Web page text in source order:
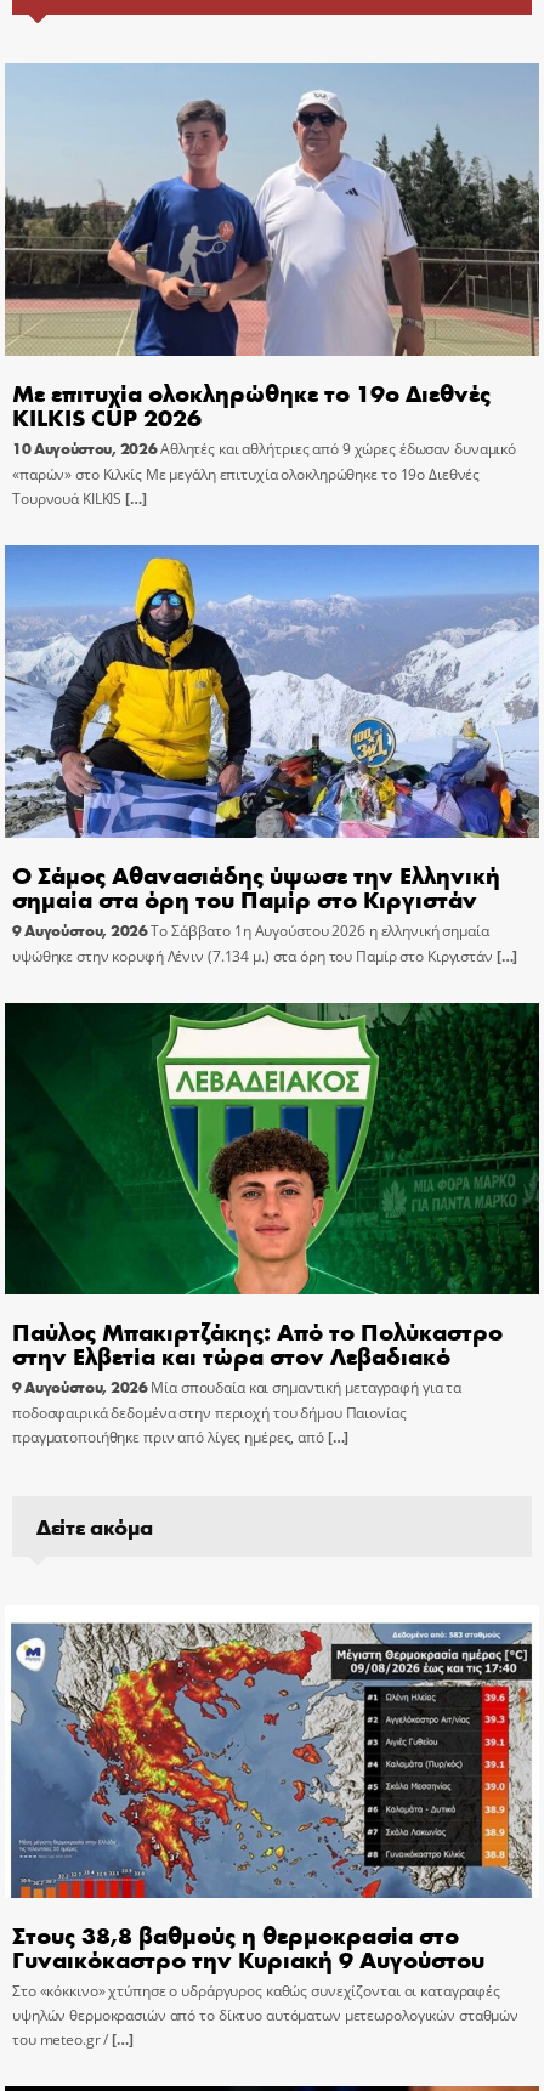
Με επιτυχία ολοκληρώθηκε το 19ο Διεθνές
KILKIS CUP 2026
10 Αυγούστου, 2026Αθλητές και αθλήτριες από 9 χώρες έδωσαν δυναμικό
«παρών» στο Κιλκίς Με μεγάλη επιτυχία ολοκληρώθηκε το 19ο Διεθνές
Τουρνουά KILKIS […]
Ο Σάμος Αθανασιάδης ύψωσε την Ελληνική
σημαία στα όρη του Παμίρ στο Κιργιστάν
9 Αυγούστου, 2026Το Σάββατο 1η Αυγούστου 2026 η ελληνική σημαία
υψώθηκε στην κορυφή Λένιν (7.134 μ.) στα όρη του Παμίρ στο Κιργιστάν […]
Παύλος Μπακιρτζάκης: Από το Πολύκαστρο
στην Ελβετία και τώρα στον Λεβαδιακό
9 Αυγούστου, 2026 Μία σπουδαία και σημαντική μεταγραφή για τα
ποδοσφαιρικά δεδομένα στην περιοχή του δήμου Παιονίας
πραγματοποιήθηκε πριν από λίγες ημέρες, από[…]
Δείτε ακόμα
Στους 38,8 βαθμούς η θερμοκρασία στο
Γυναικόκαστρο την Κυριακή 9 Αυγούστου
Στο «κόκκινο» χτύπησε ο υδράργυρος καθώς συνεχίζονται οι καταγραφές
υψηλών θερμοκρασιών από το δίκτυο αυτόματων μετεωρολογικών σταθμών
του meteo.gr /[…]